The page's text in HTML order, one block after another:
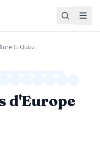
G›Quizz›
d'Europe